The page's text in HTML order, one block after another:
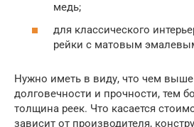
медь;
для классического
рейки с матовым
Нужно иметь в виду, что чем выше
долговечности и прочности, тем
толщина реек. Что касается
зависит от производителя,